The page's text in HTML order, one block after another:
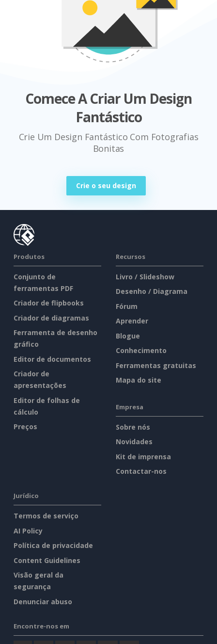
Comece A Criar Um Design
Fantástico
Crie Um Design Fantástico Com Fotografias
Bonitas
Crie o seu design
Produtos
Conjunto de
ferramentas PDF
Criador de flipbooks
Criador de diagramas
Ferramenta de desenho
gráfico
Editor de documentos
Criador de
apresentações
Editor de folhas de
cálculo
Preços
Recursos
Livro / Slideshow
Desenho / Diagrama
Fórum
Aprender
Blogue
Conhecimento
Ferramentas gratuitas
Mapa do site
Empresa
Sobre nós
Novidades
Kit de imprensa
Contactar-nos
Jurídico
Termos de serviço
AI Policy
Política de privacidade
Content Guidelines
Visão geral da
segurança
Denunciar abuso
Encontre-nos em